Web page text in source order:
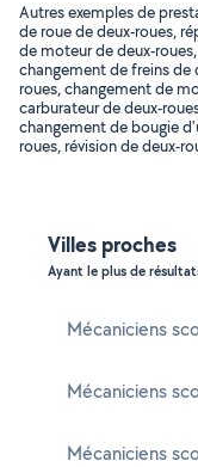
Autres exemples de
de roue de deux-roues,
de moteur de deux-
changement de freins de
roues, changement de
carburateur de deux-
changement de bougie
roues, révision de deux-
Villes proches
Ayant le plus de
Mécaniciens
Mécaniciens
Mécaniciens